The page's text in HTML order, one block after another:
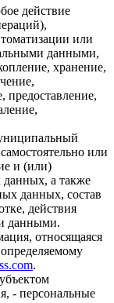
действие
или
данными,
хранение,
предоставление,
или
и (или)
данных, а также
данных, состав
действия
данными.
относящаяся
.
- персональные